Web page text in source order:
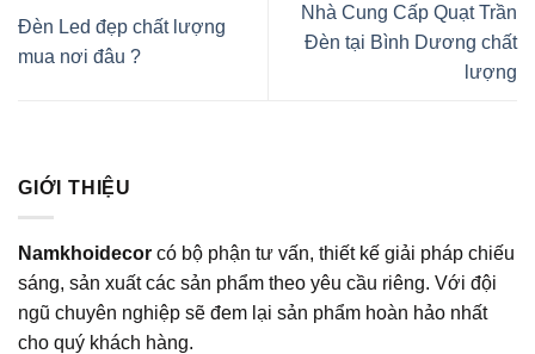
Đèn Led đẹp chất lượng
mua nơi đâu ?
Nhà Cung Cấp Quạt Trần
Đèn tại Bình Dương chất
lượng
GIỚI THIỆU
Namkhoidecor có bộ phận tư vấn, thiết kế giải pháp chiếu
sáng, sản xuất các sản phẩm theo yêu cầu riêng. Với đội
ngũ chuyên nghiệp sẽ đem lại sản phẩm hoàn hảo nhất
cho quý khách hàng.